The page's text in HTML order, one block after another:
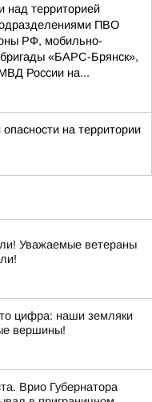
над территорией
ПВО
РФ, мобильно-
«БАРС-Брянск»,
России на...
на территории
Уважаемые ветераны
цифра: наши земляки
вершины!
Врио Губернатора